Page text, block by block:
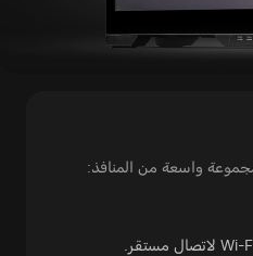
واسعة من المنافذ: